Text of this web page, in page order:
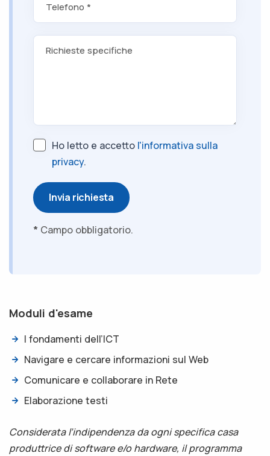
Telefono *
Richieste specifiche
Ho letto e accetto l'informativa sulla
privacy.
Invia richiesta
* Campo obbligatorio.
Moduli d'esame
I fondamenti dell’ICT
Navigare e cercare informazioni sul Web
Comunicare e collaborare in Rete
Elaborazione testi
Considerata l’indipendenza da ogni specifica casa
produttrice di software e/o hardware, il programma